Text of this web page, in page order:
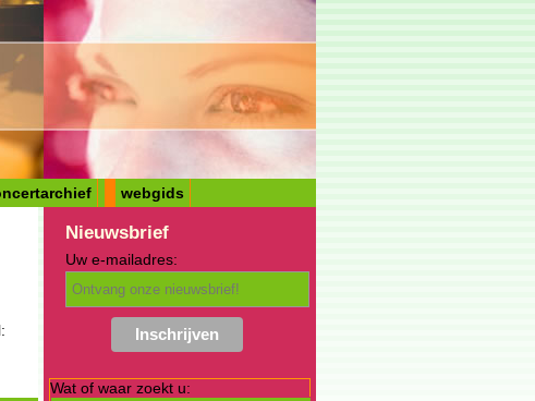
webgids
Nieuwsbrief
Uw e-mailadres:
Wat of waar zoekt u: